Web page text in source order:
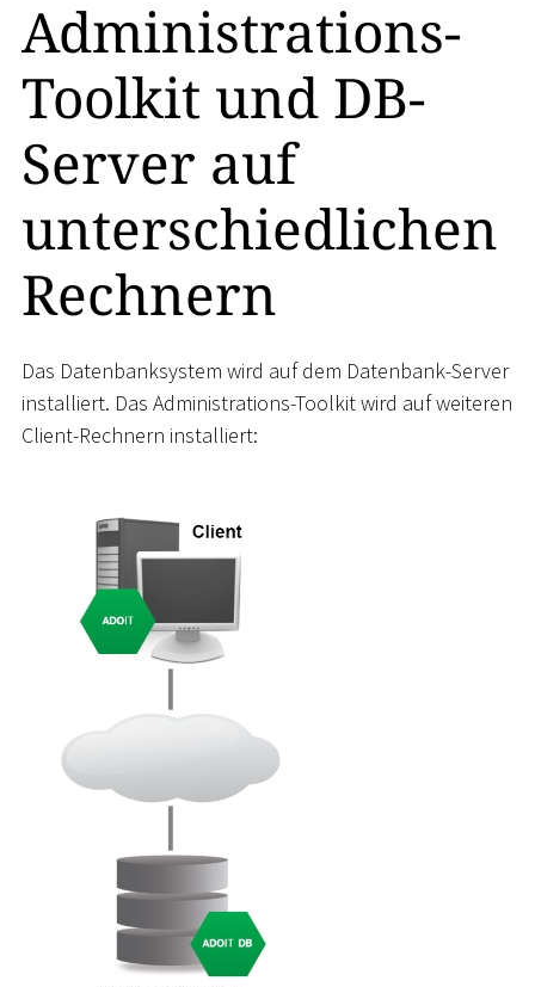
Administrations-
Toolkit und DB-
Server auf
unterschiedlichen
Rechnern
Das Datenbanksystem wird auf dem Datenbank-Server
installiert. Das Administrations-Toolkit wird auf weiteren
Client-Rechnern installiert: